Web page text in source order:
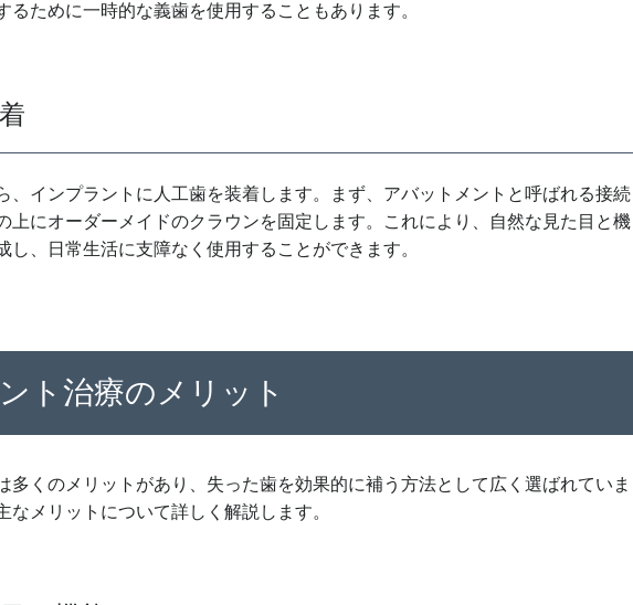
るために一時的な義歯を使用することもあります。
、インプラントに人工歯を装着します。まず、アバットメントと呼ばれる接続
上にオーダーメイドのクラウンを固定します。これにより、自然な見た目と機
し、日常生活に支障なく使用することができます。
ト治療のメリット
多くのメリットがあり、失った歯を効果的に補う方法として広く選ばれていま
なメリットについて詳しく解説します。